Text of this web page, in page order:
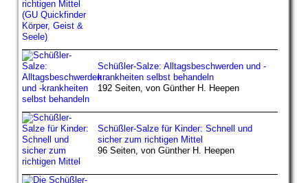
Schüßler-Salze: Alltagsbeschwerden und -
krankheiten selbst behandeln
192 Seiten, von Günther H. Heepen
Schüßler-Salze für Kinder: Schnell und
sicher zum richtigen Mittel
96 Seiten, von Günther H. Heepen